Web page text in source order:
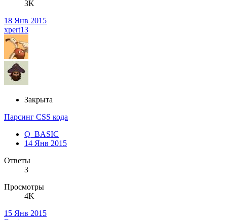
3K
18 Янв 2015
xpert13
Закрыта
Парсинг CSS кода
Q_BASIC
14 Янв 2015
Ответы
3
Просмотры
4K
15 Янв 2015